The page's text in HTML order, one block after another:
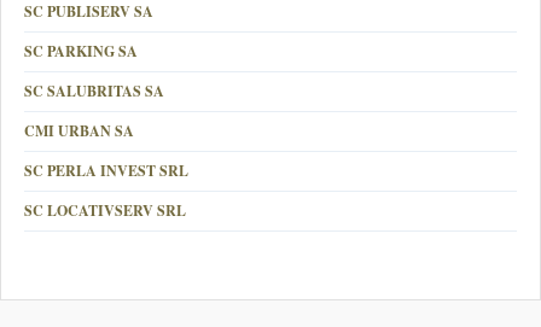
SC PUBLISERV SA
SC PARKING SA
SC SALUBRITAS SA
CMI URBAN SA
SC PERLA INVEST SRL
SC LOCATIVSERV SRL